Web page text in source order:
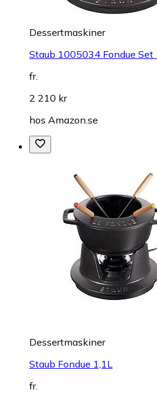
Dessertmaskiner
Staub 1005034 Fondue Set
fr.
2 210 kr
hos Amazon.se
Dessertmaskiner
Staub Fondue 1,1L
fr.